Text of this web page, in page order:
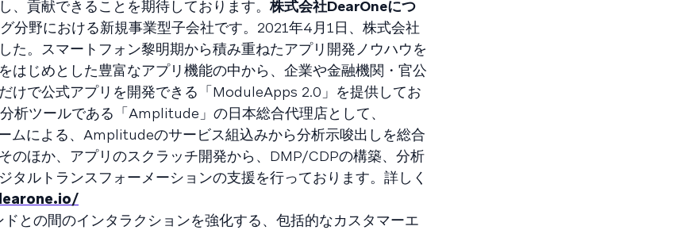
、貢献できることを期待しております。株式会社DearOneにつ
分野における新規事業型子会社です。2021年4月1日、株式会社
た。スマートフォン黎明期から積み重ねたアプリ開発ノウハウを
はじめとした豊富なアプリ機能の中から、企業や金融機関・官公
けで公式アプリを開発できる「ModuleApps 2.0」を提供してお
析ツールである「Amplitude」の日本総合代理店として、
ムによる、Amplitudeのサービス組込みから分析示唆出しを総合
のほか、アプリのスクラッチ開発から、DMP/CDPの構築、分析
タルトランスフォーメーションの支援を行っております。詳しく
との間のインタラクションを強化する、包括的なカスタマーエ